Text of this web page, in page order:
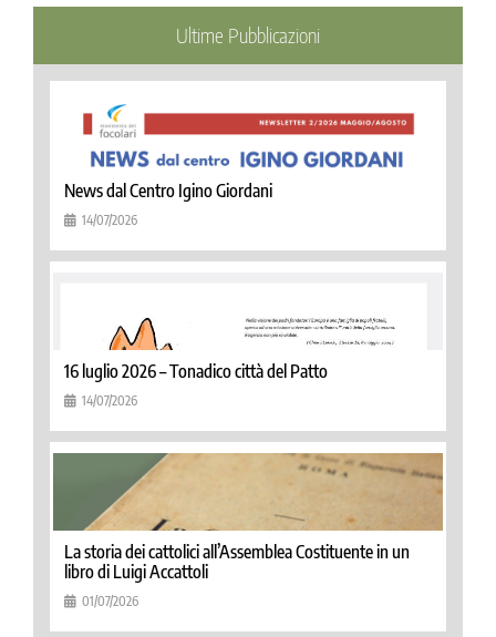
Ultime Pubblicazioni
News dal Centro Igino Giordani
14/07/2026
16 luglio 2026 – Tonadico città del Patto
14/07/2026
La storia dei cattolici all’Assemblea Costituente in un
libro di Luigi Accattoli
01/07/2026